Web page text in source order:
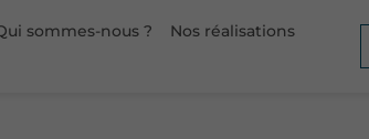
sommes-nous ?
Nos réalisations